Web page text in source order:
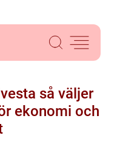
så väljer
ekonomi och